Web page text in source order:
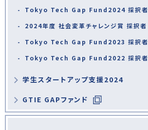
Tokyo Tech Gap Fund2024 採択者
2024年度 社会変革チャレンジ賞 採択者
Tokyo Tech Gap Fund2023 採択者
Tokyo Tech Gap Fund2022 採択者
学生スタートアップ支援2024
GTIE GAPファンド